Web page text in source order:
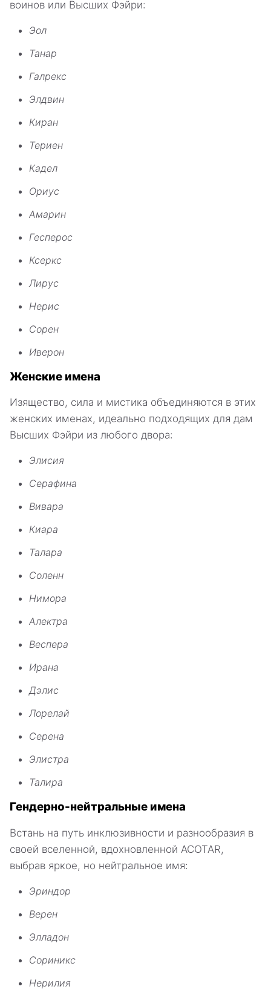
воинов или Высших Фэйри:
Эол
Танар
Галрекс
Элдвин
Киран
Териен
Кадел
Ориус
Амарин
Гесперос
Ксеркс
Лирус
Нерис
Сорен
Иверон
Женские имена
Изящество, сила и мистика объединяются в этих
женских именах, идеально подходящих для дам
Высших Фэйри из любого двора:
Элисия
Серафина
Вивара
Киара
Талара
Соленн
Нимора
Алектра
Веспера
Ирана
Дэлис
Лорелай
Серена
Элистра
Талира
Гендерно-нейтральные имена
Встань на путь инклюзивности и разнообразия в
своей вселенной, вдохновленной ACOTAR,
выбрав яркое, но нейтральное имя:
Эриндор
Верен
Элладон
Сориникс
Нерилия